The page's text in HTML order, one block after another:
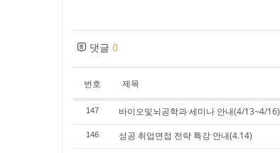
댓글 0
번호 제목
147 바이오및뇌공학과 세미나 안내(4/13~4/16)
146 성공 취업면접 전략 특강 안내(4.14)